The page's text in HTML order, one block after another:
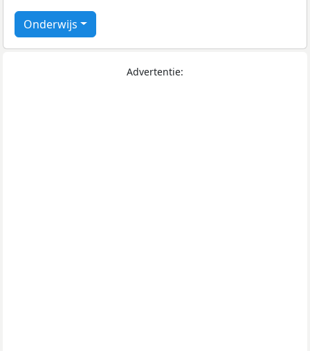
Onderwijs
Advertentie: